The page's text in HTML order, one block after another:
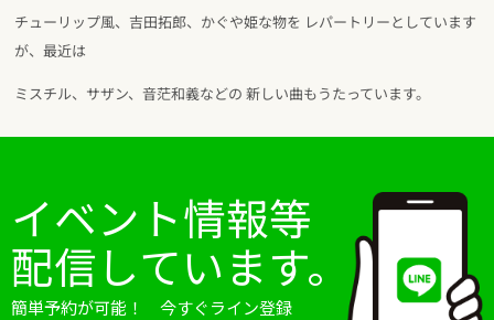
チューリップ風、吉田拓郎、かぐや姫な物を レパートリーとしています
が、最近は
ミスチル、サザン、音茫和義などの 新しい曲もうたっています。
イベント情報等
配信しています。
簡単予約が可能！ 今すぐライン登録